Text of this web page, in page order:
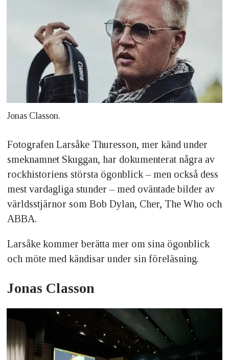
Jonas Classon.
Fotografen Larsåke Thuresson, mer känd under
smeknamnet Skuggan, har dokumenterat några av
rockhistoriens största ögonblick – men också dess
mest vardagliga stunder – med oväntade bilder av
världsstjärnor som Bob Dylan, Cher, The Who och
ABBA.
Larsåke kommer berätta mer om sina ögonblick
och möte med kändisar under sin föreläsning.
Jonas Classon